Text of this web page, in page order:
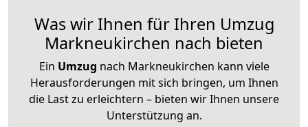
Was wir Ihnen für Ihren Umzug
Markneukirchen nach bieten
Ein Umzug nach Markneukirchen kann viele
Herausforderungen mit sich bringen, um Ihnen
die Last zu erleichtern – bieten wir Ihnen unsere
Unterstützung an.